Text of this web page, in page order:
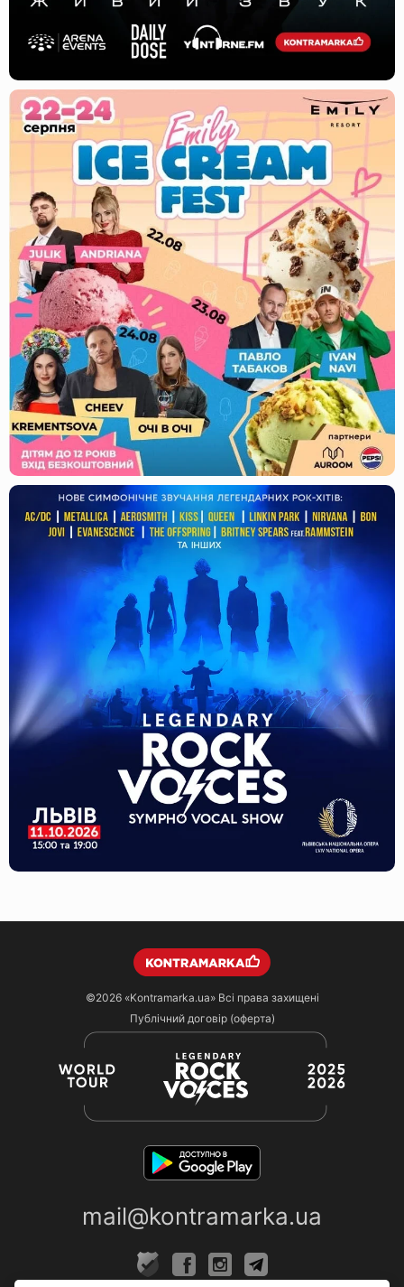
©2026 «Kontramarka.ua»Всі права захищені
Публічний договір (оферта)
mail@kontramarka.ua